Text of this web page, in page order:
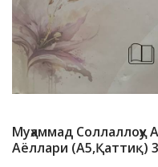
Муҳаммад Соллаллоҳу
Аёллари (A5,қаттиқ)